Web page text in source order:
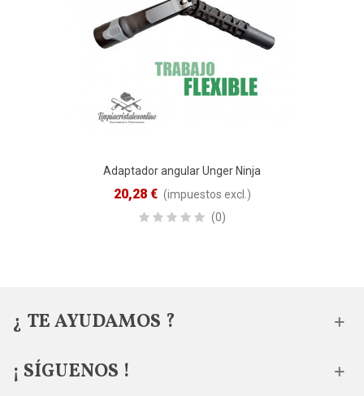
Adaptador angular Unger Ninja
20,28 € (impuestos excl.)
(0)
¿ TE AYUDAMOS ?
¡ SÍGUENOS !